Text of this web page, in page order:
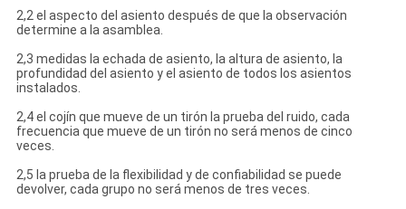
2,2 el aspecto del asiento después de que la observación
determine a la asamblea.
2,3 medidas la echada de asiento, la altura de asiento, la
profundidad del asiento y el asiento de todos los asientos
instalados.
2,4 el cojín que mueve de un tirón la prueba del ruido, cada
frecuencia que mueve de un tirón no será menos de cinco
veces.
2,5 la prueba de la flexibilidad y de confiabilidad se puede
devolver, cada grupo no será menos de tres veces.